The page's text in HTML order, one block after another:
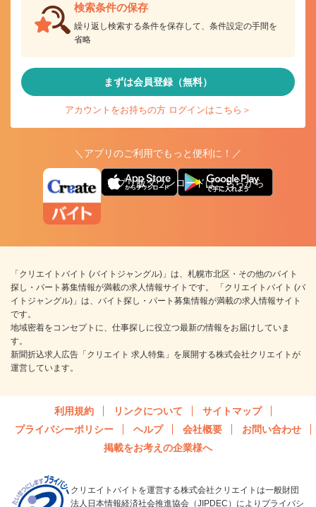
検索条件の保存
繰り返し検索する条件を保存して、条件設定の手間を
省略
まずは会員登録（無料）
アカウントをお持ちの方 ログインはこちら＞
＼アプリのご利用でもっと便利に！／
アプリ版ダウンロードはこちらから
「クリエイトバイト (バイトジャングル)」は、札幌市北区・その他のバイト
探し・パート募集情報が満載の求人情報サイトです。 「クリエイトバイト (バ
イトジャングル)」は、バイト探し・パート募集情報が満載の求人情報サイト
です。
地域密着をコンセプトに、仕事探しに役立つ最新の情報をお届けしていま
す。
新聞折込求人広告「クリエイト 求人特集」を展開する株式会社クリエイトが
運営しています。
利用規約 リンクについて
サイトマップ
プライバシーポリシー
ヘルプ 会社概要
お問い合わせ
掲載をお考えの企業様へ
クリエイトバイトを運営する株式会社クリエイトは一般財団
法人日本情報経済社会推進協会（JIPDEC）によりプライバシ